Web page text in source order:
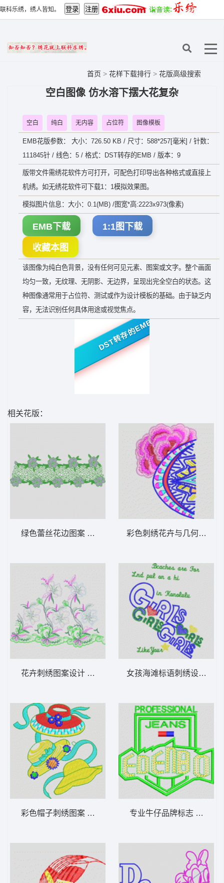
联科乐绣，绣人皆知。
首页 > 花样下载排行 > 花版高级搜索
空白图像 仿水溶下摆大花复杂
空白 纯白 无内容 占位符 图像模板
EMB花版参数： 大小：726.50 KB / 尺寸：588*257[毫米] / 针数：
111845针 / 线色：5 / 格式：DST转存的EMB / 版本：9
版带文件需绣花软件方可打开，可配色打印导出各种格式或直接上
机绣。如无绣花软件可下载1：1模拟效果图。
模拟图片信息：大小：0.1(MB) /图宽*高:2223x973(像素)
EMB下载 1:1图下载
收藏本图
该图像为纯白色背景，没有任何可见元素、图案或文字。整个画面
均匀一致，无纹理、无阴影、无边界，呈现出完全空白的状态。这
种图像通常用于占位符、测试或作为设计模板的基础。由于缺乏内
容，无法识别任何具体用途或视觉焦点。
DST转存的EMB
相关花版：
绿色蕾丝花边图案 亮片 下摆珠片大花水溶网
花卉刺绣图案设计 亮片 网布珠片
彩色帽子刺绣图案 帽子女
彩色刺绣花卉与几何图案
女孩海滩标语刺绣设计 字母
专业牛仔品牌标志 字母